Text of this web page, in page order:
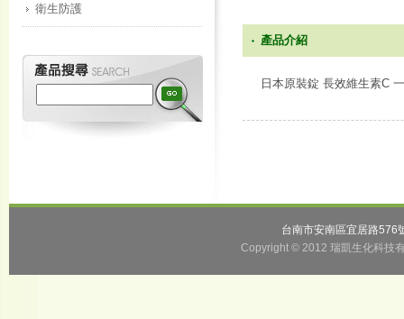
衛生防護
產品介紹
日本原裝錠 長效維生素C
台南市安南區宜居路
Copyright © 2012 瑞凱生化科技